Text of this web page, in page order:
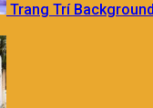
Trang Trí